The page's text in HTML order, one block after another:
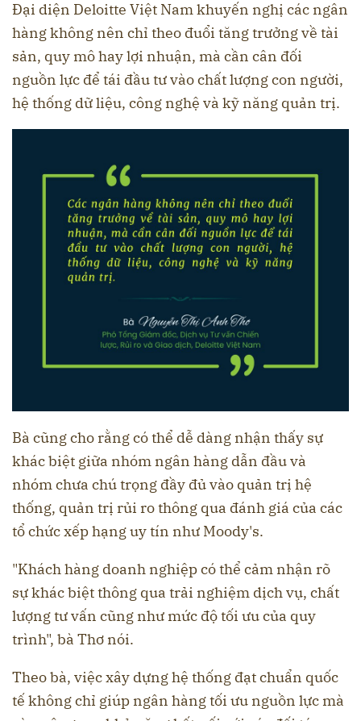
Đại diện Deloitte Việt Nam khuyến nghị các ngân
hàng không nên chỉ theo đuổi tăng trưởng về tài
sản, quy mô hay lợi nhuận, mà cần cân đối
nguồn lực để tái đầu tư vào chất lượng con người,
hệ thống dữ liệu, công nghệ và kỹ năng quản trị.
Bà cũng cho rằng có thể dễ dàng nhận thấy sự
khác biệt giữa nhóm ngân hàng dẫn đầu và
nhóm chưa chú trọng đầy đủ vào quản trị hệ
thống, quản trị rủi ro thông qua đánh giá của các
tổ chức xếp hạng uy tín như Moody's.
"Khách hàng doanh nghiệp có thể cảm nhận rõ
sự khác biệt thông qua trải nghiệm dịch vụ, chất
lượng tư vấn cũng như mức độ tối ưu của quy
trình", bà Thơ nói.
Theo bà, việc xây dựng hệ thống đạt chuẩn quốc
tế không chỉ giúp ngân hàng tối ưu nguồn lực mà